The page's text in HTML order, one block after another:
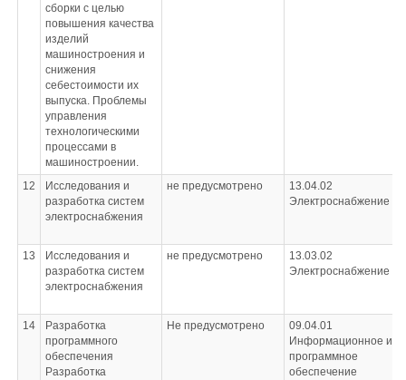
сборки с целью
повышения качества
изделий
машиностроения и
снижения
себестоимости их
выпуска. Проблемы
управления
технологическими
процессами в
машиностроении.
12
Исследования и
разработка систем
электроснабжения
не предусмотрено
13.04.02
Электроснабжение
13
Исследования и
разработка систем
электроснабжения
не предусмотрено
13.03.02
Электроснабжение
14
Разработка
программного
обеспечения
Разработка
Не предусмотрено
09.04.01
Информационное и
программное
обеспечение